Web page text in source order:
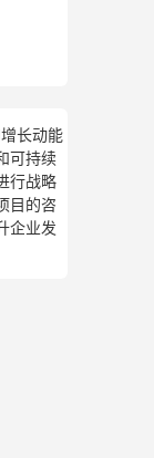
长动能
可持续
行战略
目的咨
企业发